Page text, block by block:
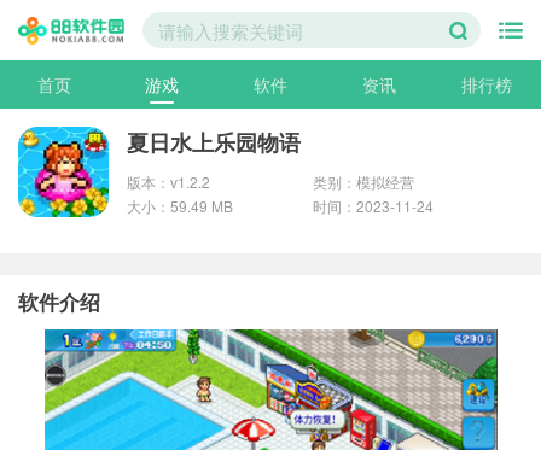
首页 游戏 软件 资讯 排行榜
夏日水上乐园物语
版本：v1.2.2
类别：模拟经营
大小：59.49 MB
时间：2023-11-24
软件介绍